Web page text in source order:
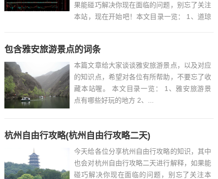
果能碰巧解决你现在面临的问题，别忘了关注
本站，现在开始吧！本文目录一览： 1、道琼
包含雅安旅游景点的词条
本篇文章给大家谈谈雅安旅游景点，以及对应
的知识点，希望对各位有所帮助，不要忘了收
藏本站喔。 本文目录一览： 1、雅安旅游景
点有哪些好玩的地方 2、...
杭州自由行攻略(杭州自由行攻略二天)
今天给各位分享杭州自由行攻略的知识，其中
也会对杭州自由行攻略二天进行解释，如果能
碰巧解决你现在面临的问题，别忘了关注本